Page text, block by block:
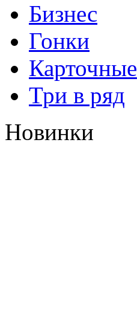
Бизнес
Гонки
Карточные
Три в ряд
Новинки